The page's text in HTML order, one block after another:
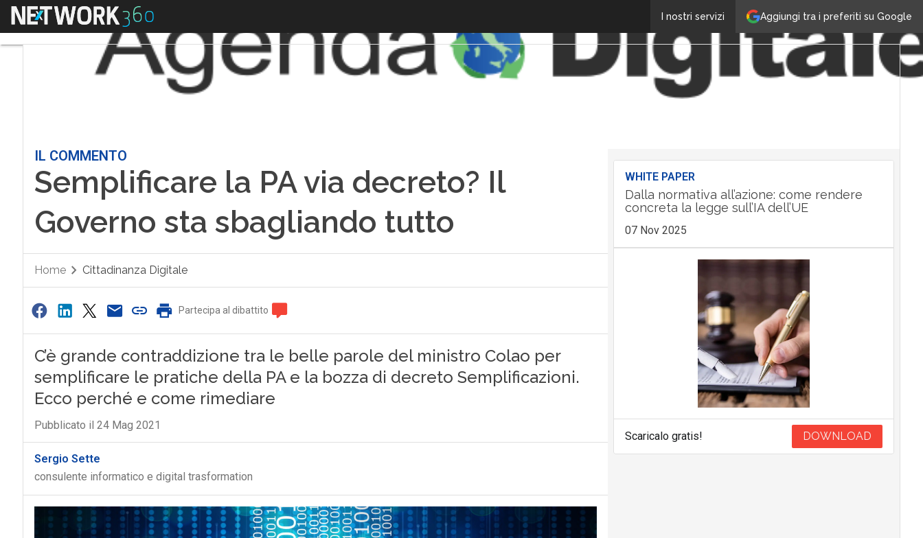
Aggiungi tra i preferiti su Google
I nostri servizi
Menu
IL COMMENTO
Semplificare la PA via decreto? Il
Governo sta sbagliando tutto
Home Cittadinanza Digitale
Partecipa al dibattito
C’è grande contraddizione tra le belle parole del ministro Colao per
semplificare le pratiche della PA e la bozza di decreto Semplificazioni.
Ecco perché e come rimediare
Pubblicato il 24 Mag 2021
Sergio Sette
consulente informatico e digital trasformation
WHITE PAPER
Dalla normativa all’azione: come rendere
concreta la legge sull’IA dell’UE
07 Nov 2025
Scaricalo gratis! DOWNLOAD